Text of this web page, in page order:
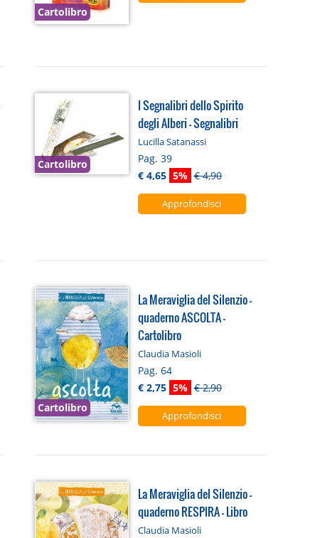
Cartolibro
Cartolibro
I Segnalibri dello Spirito
degli Alberi - Segnalibri
Lucilla Satanassi
Pag. 39
€ 4,65 5% € 4,90
Approfondisci
Cartolibro
La Meraviglia del Silenzio -
quaderno ASCOLTA -
Cartolibro
Claudia Masioli
Pag. 64
€ 2,75 5% € 2,90
Approfondisci
La Meraviglia del Silenzio -
quaderno RESPIRA - Libro
Claudia Masioli